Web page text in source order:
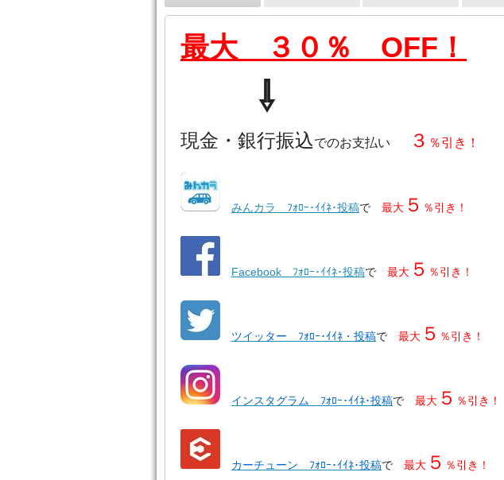
最大 ３０％ OFF！
⇩
現金・銀行振込でのお支払い ３ ％引き！
みんカラ ﾌｫﾛｰ･ｲｲﾈ･投稿で 最大 ５ ％引き！
Facebook ﾌｫﾛｰ･ｲｲﾈ･投稿で 最大 ５ ％引き！
ツイッター ﾌｫﾛｰ･ｲｲﾈ・投稿で 最大 ５ ％引き！
インスタグラム ﾌｫﾛｰ･ｲｲﾈ･投稿で 最大 ５ ％引き！
カーチューン ﾌｫﾛｰ･ｲｲﾈ･投稿で 最大 ５ ％引き！